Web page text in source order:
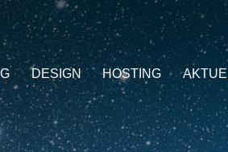
DESIGN HOSTING